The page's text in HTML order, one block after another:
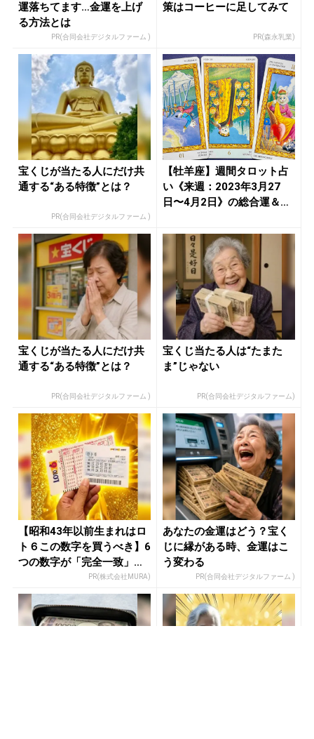
運落ちてます…金運を上げ
る方法とは
PR(合同会社デジタルファーム )
策はコーヒーに足してみて
PR(森永乳業)
宝くじが当たる人にだけ共
通する“ある特徴”とは？
PR(合同会社デジタルファーム )
【牡羊座】週間タロット占
い《来週：2023年3月27
日〜4月2日》の総合運＆恋
宝くじが当たる人にだけ共
通する“ある特徴”とは？
PR(合同会社デジタルファーム )
宝くじ当たる人は“たまた
ま”じゃない
PR(合同会社デジタルファーム)
【昭和43年以前生まれはロ
ト６この数字を買うべき】6
つの数字が「完全一致」す
PR(株式会社MURA)
あなたの金運はどう？宝く
じに縁がある時、金運はこ
う変わる
PR(合同会社デジタルファーム )